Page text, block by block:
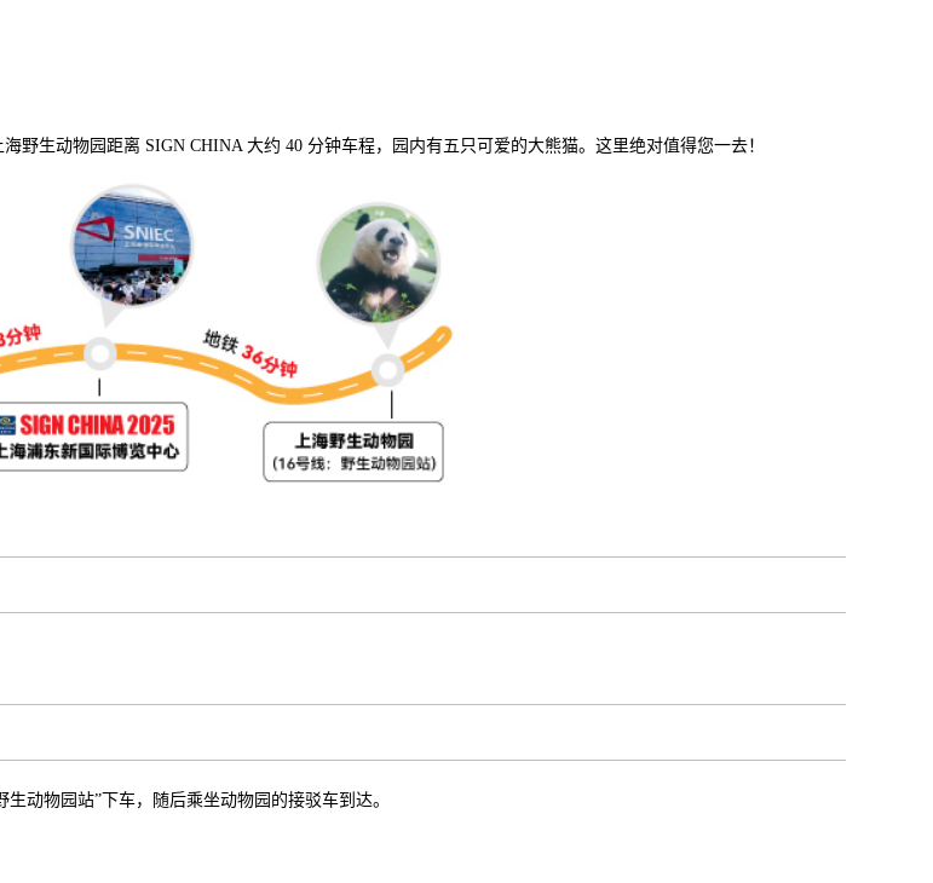
生动物园距离 SIGN CHINA 大约 40 分钟车程，园内有五只可爱的大熊猫。这里绝对值得您一去！
动物园站”下车，随后乘坐动物园的接驳车到达。